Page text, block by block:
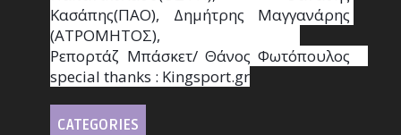
Κασάπης(ΠΑΟ), Δημήτρης Μαγγανάρης
(ΑΤΡΟΜΗΤΟΣ),
Ρεπορτάζ Μπάσκετ/ Θάνος Φωτόπουλος
special thanks : Κingsport.gr
CATEGORIES